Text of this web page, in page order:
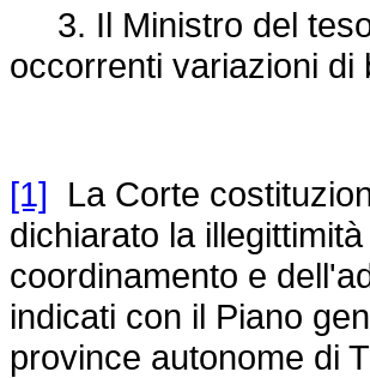
3. Il Ministro del
occorrenti variazioni di
[1] La Corte
dichiarato la
coordinamento e
indicati con il Piano
province autonome di